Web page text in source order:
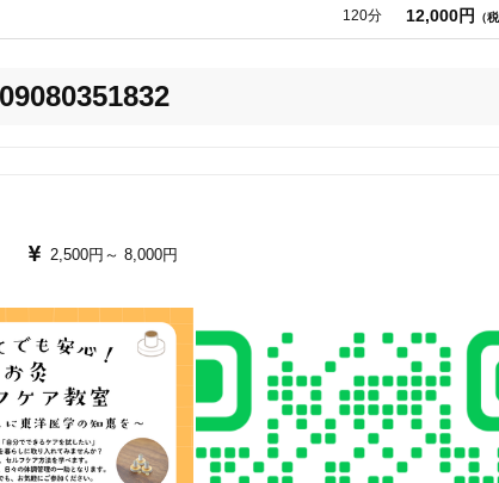
トライアルコースあり
17 件 検索結果を見る
120分 12,000円 （
09080351832
2,500円～ 8,000円